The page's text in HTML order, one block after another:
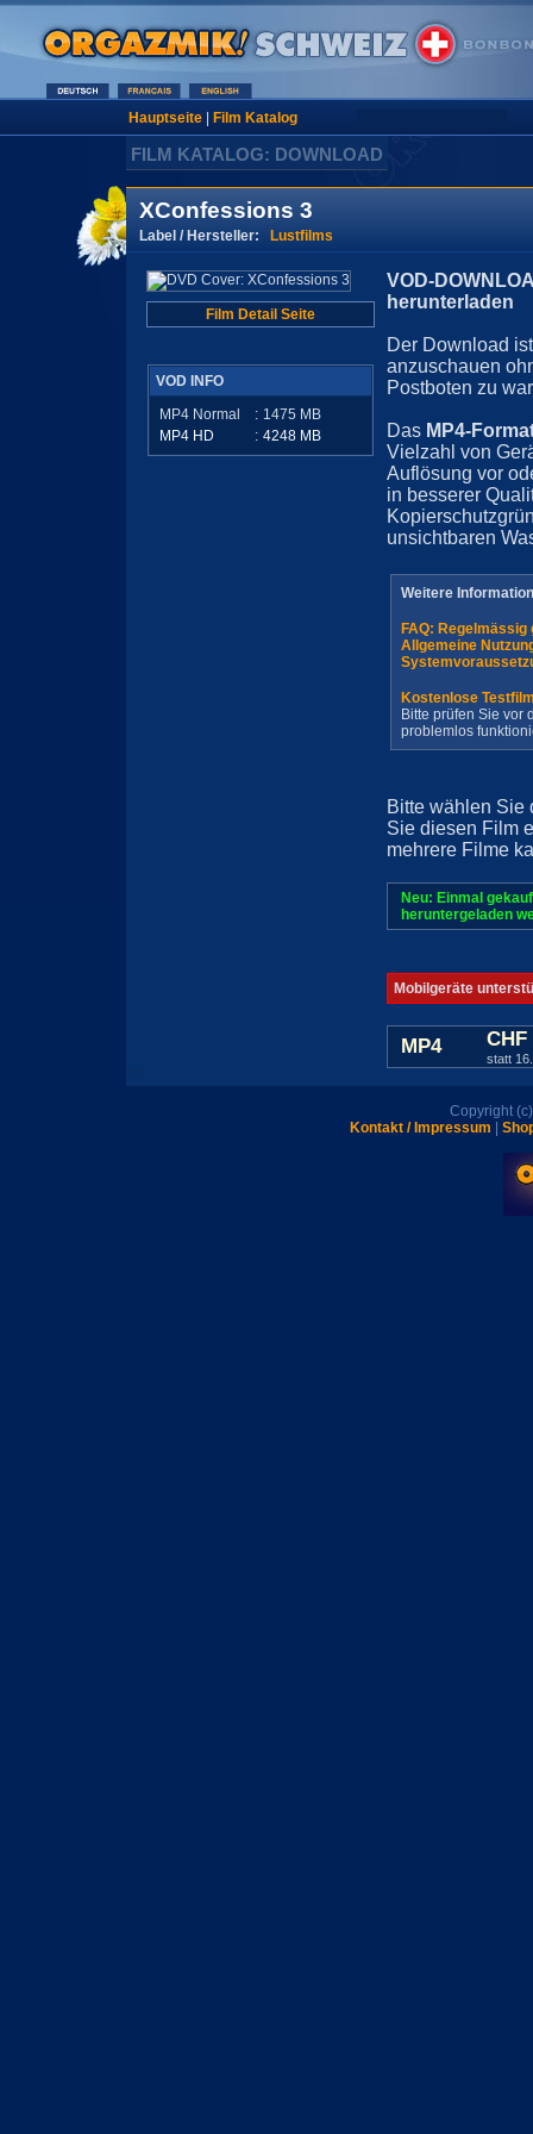
Hauptseite| Film Katalog
FILM KATALOG: DOWNLOAD
XConfessions 3
Label / Hersteller: Lustfilms
Film Detail Seite
VOD INFO
MP4 Normal
: 1475 MB
MP4 HD
: 4248 MB
VOD-
herunterladen
Der Download
anzuschauen
Postboten zu
Das MP4-
Vielzahl von
Auflösung vor
in besserer
unsichtbaren
Weitere
FAQ:
Allgemeine
Kostenlose
Bitte prüfen Sie vor
problemlos
Bitte wählen Sie
Sie diesen Film
mehrere Filme
Neu: Einmal
heruntergeladen
Mobilgeräte
MP4
statt
Copyright
Kontakt / Impressum